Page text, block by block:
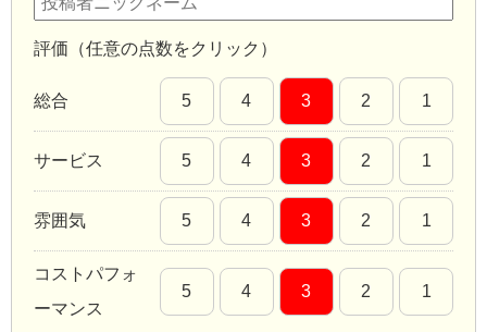
評価（任意の点数をクリック）
総合 5 4 3 2 1
サービス 5 4 3 2 1
雰囲気 5 4 3 2 1
コストパフォ
ーマンス
5 4 3 2 1